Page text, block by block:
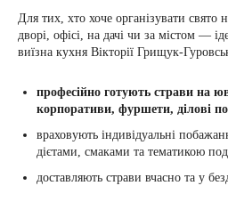
Для тих, хто хоче організувати свято
дворі, офісі, на дачі чи за містом —
виїзна кухня Вікторії Грищук-
професійно готують страви на
корпоративи, фуршети, ділові
враховують індивідуальні
дієтами, смаками та тематикою
доставляють страви вчасно та у